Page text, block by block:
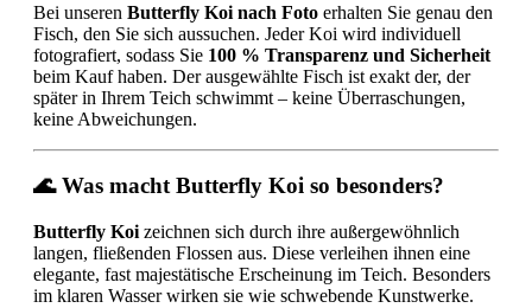
Bei unseren Butterfly Koi nach Foto erhalten Sie genau den
Fisch, den Sie sich aussuchen. Jeder Koi wird individuell
fotografiert, sodass Sie 100 % Transparenz und Sicherheit
beim Kauf haben. Der ausgewählte Fisch ist exakt der, der
später in Ihrem Teich schwimmt – keine Überraschungen,
keine Abweichungen.
🌊 Was macht Butterfly Koi so besonders?
Butterfly Koi zeichnen sich durch ihre außergewöhnlich
langen, fließenden Flossen aus. Diese verleihen ihnen eine
elegante, fast majestätische Erscheinung im Teich. Besonders
im klaren Wasser wirken sie wie schwebende Kunstwerke.